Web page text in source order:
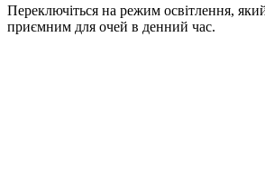
Переключіться на режим освітлення,
приємним для очей в денний час.